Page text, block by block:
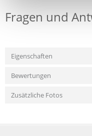
Fragen und
Eigenschaften
Bewertungen
Zusätzliche Fotos